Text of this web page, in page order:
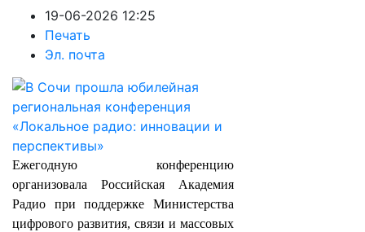
19-06-2026 12:25
Печать
Эл. почта
Ежегодную конференцию
организовала Российская Академия
Радио при поддержке Министерства
цифрового развития, связи и массовых